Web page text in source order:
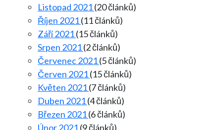
Listopad 2021(20 článků)
Říjen 2021(11 článků)
Září 2021(15 článků)
Srpen 2021(2 článků)
Červenec 2021(5 článků)
Červen 2021(15 článků)
Květen 2021(7 článků)
Duben 2021(4 článků)
Březen 2021(6 článků)
Únor 2021(9 článků)